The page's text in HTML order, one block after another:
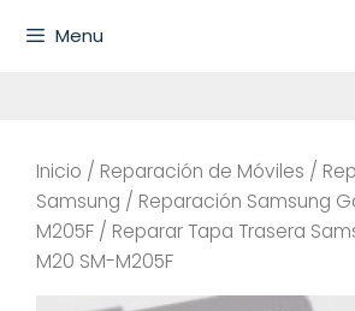
Menu
Inicio / Reparación de Móviles /
Samsung / Reparación Samsung
M205F / Reparar Tapa Trasera
M20 SM-M205F